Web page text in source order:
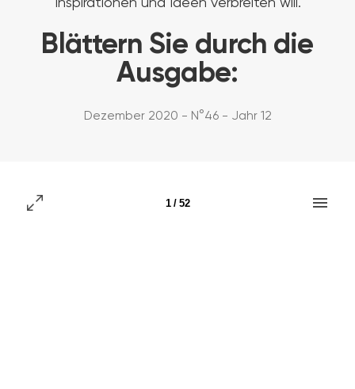
Blättern Sie durch die
Ausgabe:
Dezember 2020 - N°46 - Jahr 12